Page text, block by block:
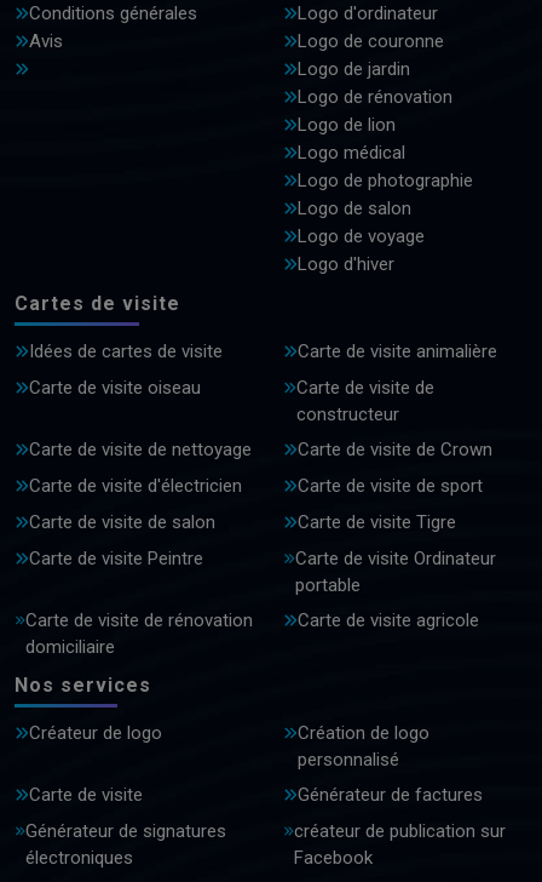
Conditions générales
Avis
Logo d'ordinateur
Logo de couronne
Logo de jardin
Logo de rénovation
Logo de lion
Logo médical
Logo de photographie
Logo de salon
Logo de voyage
Logo d'hiver
Cartes de visite
Idées de cartes de visite
Carte de visite animalière
Carte de visite oiseau
Carte de visite de
constructeur
Carte de visite de nettoyage
Carte de visite de Crown
Carte de visite d'électricien
Carte de visite de sport
Carte de visite de salon
Carte de visite Tigre
Carte de visite Peintre
Carte de visite Ordinateur
portable
Carte de visite de rénovation
domiciliaire
Carte de visite agricole
Nos services
Créateur de logo
Création de logo
personnalisé
Carte de visite
Générateur de factures
Générateur de signatures
électroniques
créateur de publication sur
Facebook